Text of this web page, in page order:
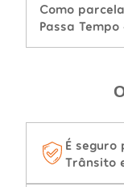
Como
Passa Tempo
É seguro
Trânsito